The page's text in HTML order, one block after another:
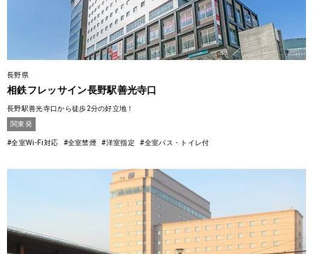
長野県
相鉄フレッサイン長野駅善光寺口
長野駅善光寺口から徒歩2分の好立地！
関東発
#全室Wi-Fi対応 #全室禁煙 #洋室指定 #全室バス・トイレ付